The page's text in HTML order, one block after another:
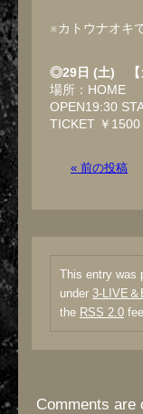
※カトウナオキ
◎29日 (土) 【
場所：HOME
OPEN19:30
TICKET ￥1500
« 前の投稿
This entry was
under 3-LIVE
the RSS 2.0
Comments are